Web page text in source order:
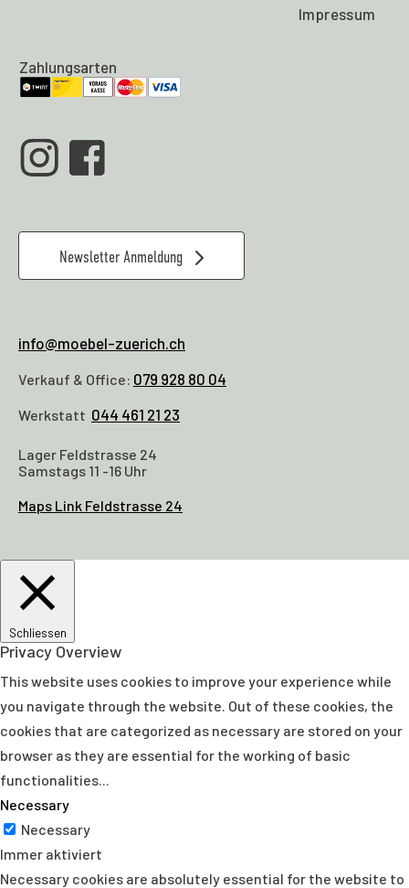
Impressum
Zahlungsarten
Newsletter Anmeldung
info@moebel-zuerich.ch
Verkauf & Office: 079 928 80 04
Werkstatt 044 461 21 23
Lager Feldstrasse 24
Samstags 11 -16 Uhr
Maps Link Feldstrasse 24
Schliessen
Privacy Overview
This website uses cookies to improve your experience while
you navigate through the website. Out of these cookies, the
cookies that are categorized as necessary are stored on your
browser as they are essential for the working of basic
functionalities...
Necessary
Necessary
Immer aktiviert
Necessary cookies are absolutely essential for the website to